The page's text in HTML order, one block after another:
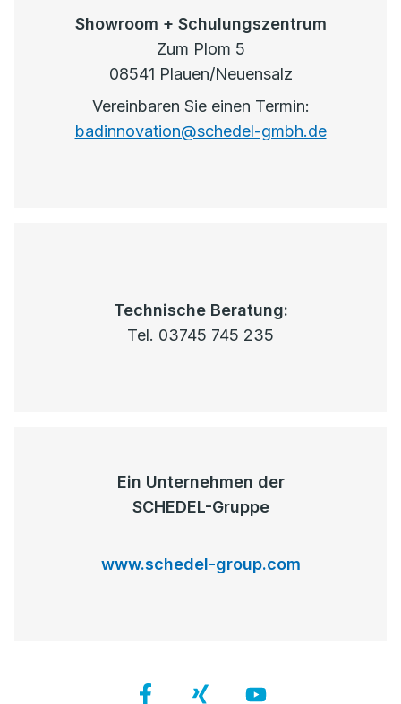
Showroom + Schulungszentrum
Zum Plom 5
08541 Plauen/Neuensalz
Vereinbaren Sie einen Termin:
badinnovation@schedel-gmbh.de
Technische Beratung:
Tel. 03745 745 235
Ein Unternehmen der
SCHEDEL-Gruppe
www.schedel-group.com